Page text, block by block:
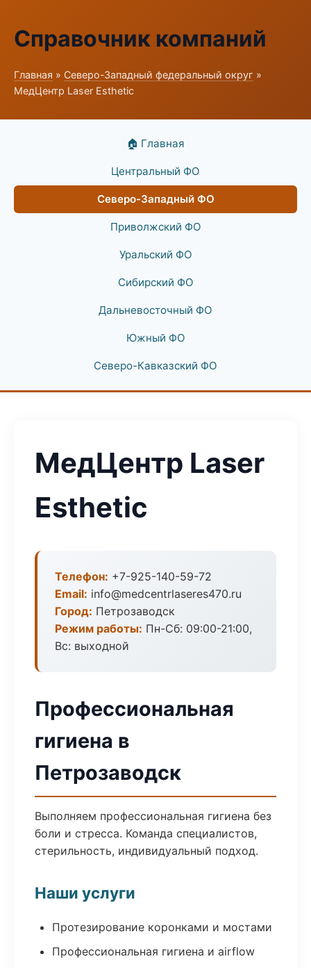
Справочник компаний
Главная » Северо-Западный федеральный округ »
МедЦентр Laser Esthetic
🏠 Главная
Центральный ФО
Северо-Западный ФО
Приволжский ФО
Уральский ФО
Сибирский ФО
Дальневосточный ФО
Южный ФО
Северо-Кавказский ФО
МедЦентр Laser
Esthetic
Телефон: +7-925-140-59-72
Email: info@medcentrlaseres470.ru
Город: Петрозаводск
Режим работы: Пн-Сб: 09:00-21:00,
Вс: выходной
Профессиональная
гигиена в
Петрозаводск
Выполняем профессиональная гигиена без
боли и стресса. Команда специалистов,
стерильность, индивидуальный подход.
Наши услуги
Протезирование коронками и мостами
Профессиональная гигиена и airflow